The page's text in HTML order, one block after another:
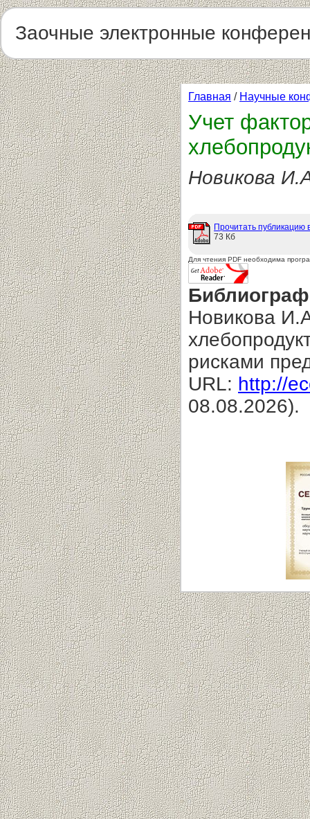
Заочные электронные
Главная / Научные
Учет
Новикова
Прочитать публикацию
73 Кб
Для чтения PDF необходима
Новикова
рисками
URL: http://
08.08.2026).